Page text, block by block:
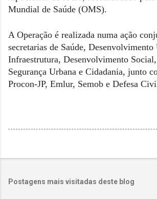
Mundial de Saúde (OMS).
A Operação é realizada numa ação
secretarias de Saúde, Desenvolvimento
Infraestrutura, Desenvolvimento
Segurança Urbana e Cidadania, junto
Procon-JP, Emlur, Semob e Defesa
Postagens mais visitadas deste blog